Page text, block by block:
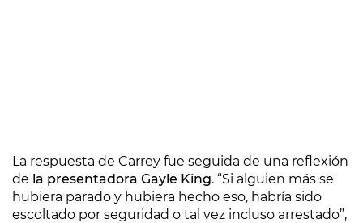
La respuesta de Carrey fue seguida de una reflexión
de la presentadora Gayle King. “Si alguien más se
hubiera parado y hubiera hecho eso, habría sido
escoltado por seguridad o tal vez incluso arrestado”,